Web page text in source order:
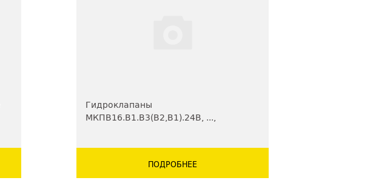
Гидроклапаны
МКПВ16.В1.В3(В2,В1).24В, ...,
ПОДРОБНЕЕ